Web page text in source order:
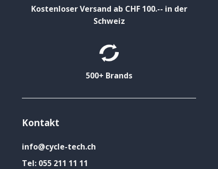
Kostenloser Versand ab CHF 100.-- in der
Schweiz
500+ Brands
Kontakt
info@cycle-tech.ch
Tel: 055 211 11 11